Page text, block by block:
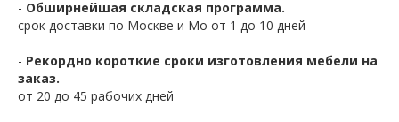
- Обширнейшая складская программа.
срок доставки по Москве и Мо от 1 до 10 дней
- Рекордно короткие сроки изготовления мебели на
заказ.
от 20 до 45 рабочих дней